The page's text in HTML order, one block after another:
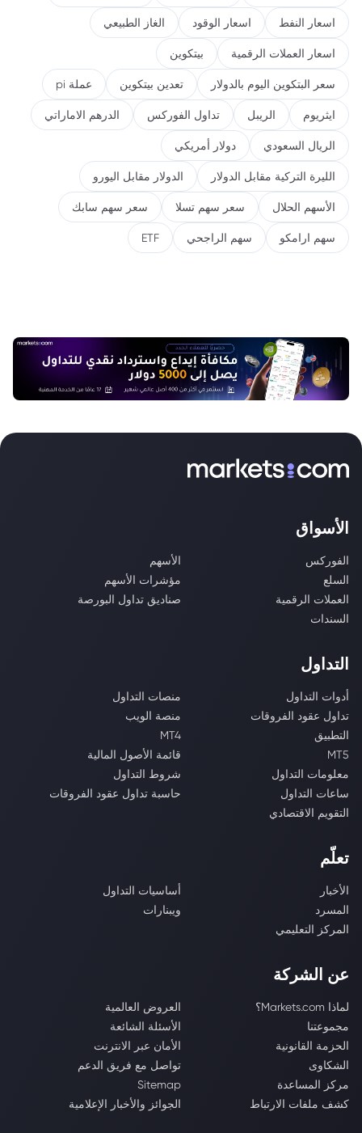
اسعار النفط اسعار الوقود الغاز الطبيعي
اسعار العملات الرقمية بيتكوين
سعر البتكوين اليوم بالدولار تعدين بيتكوين عملة pi
ايثريوم الريبل تداول الفوركس الدرهم الاماراتي
الريال السعودي دولار أمريكي
الليرة التركية مقابل الدولار الدولار مقابل اليورو
الأسهم الحلال سعر سهم تسلا سعر سهم سابك
سهم ارامكو سهم الراجحي ETF
الأسواق
الفوركس
الأسهم
السلع
مؤشرات الأسهم
العملات الرقمية
صناديق تداول البورصة
السندات
التداول
أدوات التداول
منصات التداول
تداول عقود الفروقات
منصة الويب
التطبيق
MT4
MT5
قائمة الأصول المالية
معلومات التداول
شروط التداول
ساعات التداول
حاسبة تداول عقود الفروقات
التقويم الاقتصادي
تعلّم
الأخبار
أساسيات التداول
المسرد
ويبنارات
المركز التعليمي
عن الشركة
لماذا Markets.com؟
العروض العالمية
مجموعتنا
الأسئلة الشائعة
الحزمة القانونية
الأمان عبر الانترنت
الشكاوى
تواصل مع فريق الدعم
مركز المساعدة
Sitemap
كشف ملفات الارتباط
الجوائز والأخبار الإعلامية